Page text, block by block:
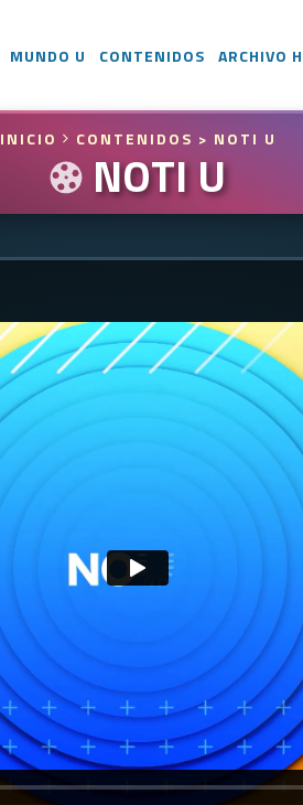
MUNDO U CONTENIDOS ARCHIVO
INICIO
CONTENIDOS > NOTI U
NOTI U